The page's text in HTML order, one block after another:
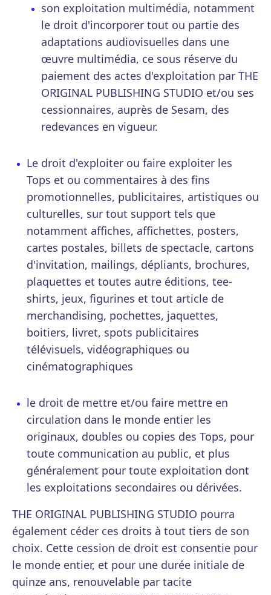
son exploitation multimédia, notamment
le droit d'incorporer tout ou partie des
adaptations audiovisuelles dans une
œuvre multimédia, ce sous réserve du
paiement des actes d'exploitation par THE
ORIGINAL PUBLISHING STUDIO et/ou ses
cessionnaires, auprès de Sesam, des
redevances en vigueur.
Le droit d'exploiter ou faire exploiter les
Tops et ou commentaires à des fins
promotionnelles, publicitaires, artistiques ou
culturelles, sur tout support tels que
notamment affiches, affichettes, posters,
cartes postales, billets de spectacle, cartons
d'invitation, mailings, dépliants, brochures,
plaquettes et toutes autre éditions, tee-
shirts, jeux, figurines et tout article de
merchandising, pochettes, jaquettes,
boitiers, livret, spots publicitaires
télévisuels, vidéographiques ou
cinématographiques
le droit de mettre et/ou faire mettre en
circulation dans le monde entier les
originaux, doubles ou copies des Tops, pour
toute communication au public, et plus
généralement pour toute exploitation dont
les exploitations secondaires ou dérivées.
THE ORIGINAL PUBLISHING STUDIO pourra
également céder ces droits à tout tiers de son
choix. Cette cession de droit est consentie pour
le monde entier, et pour une durée initiale de
quinze ans, renouvelable par tacite